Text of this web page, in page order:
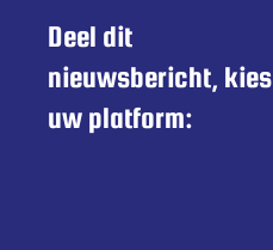
Deel dit
nieuwsbericht, kies
uw platform: